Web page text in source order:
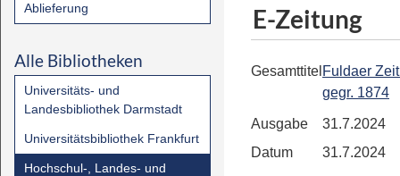
Ablieferung
Alle Bibliotheken
Universitäts- und
Landesbibliothek Darmstadt
Universitätsbibliothek Frankfurt
Hochschul-, Landes- und
E-Zeitung
Gesamttitel Fuldaer
gegr. 1874
Ausgabe
31.7.2024
Datum
31.7.2024